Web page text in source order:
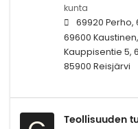
kunta
69920 Perho,
69600
Kauppisentie 5,
85900 Reisjärvi
Teollisuuden